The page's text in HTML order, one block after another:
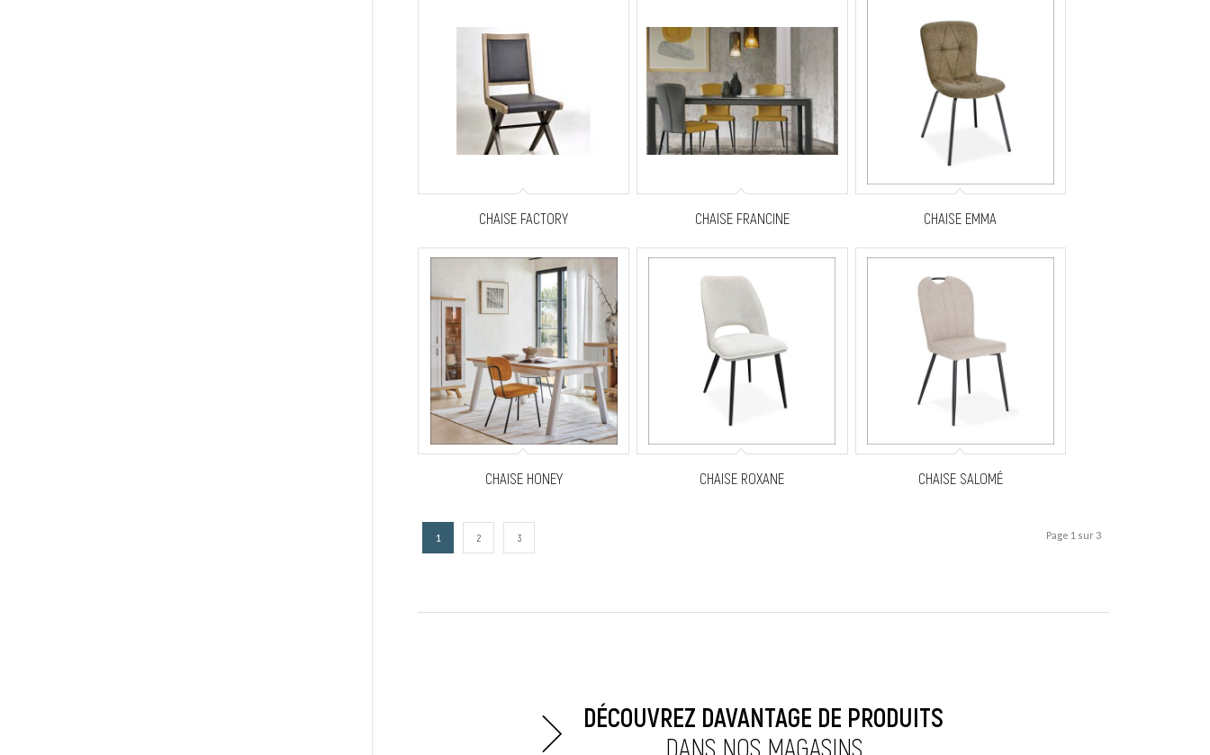
CHAISE FACTORY CHAISE FRANCINE CHAISE EMMA
CHAISE HONEY CHAISE ROXANE CHAISE SALOMÉ
Page 1 sur 3
1 2 3
DÉCOUVREZ DAVANTAGE DE PRODUITS
DANS NOS MAGASINS